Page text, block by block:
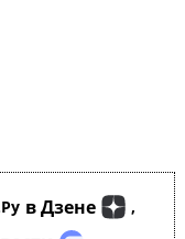
в Дзене ,